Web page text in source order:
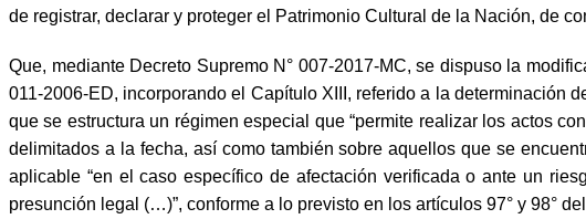
de registrar, declarar y proteger el Patrimonio Cultural de la Nación, de
Que, mediante Decreto Supremo N° 007-2017-MC, se dispuso la
011-2006-ED, incorporando el Capítulo XIII, referido a la determinación
que se estructura un régimen especial que “permite realizar los actos
delimitados a la fecha, así como también sobre aquellos que se
aplicable “en el caso específico de afectación verificada o ante un
presunción legal (…)”, conforme a lo previsto en los artículos 97° y 98°